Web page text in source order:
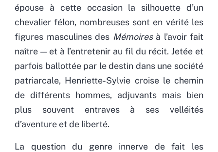
épouse à cette occasion la silhouette d’un
chevalier félon, nombreuses sont en vérité les
figures masculines des Mémoires à l’avoir fait
naître — et à l’entretenir au fil du récit. Jetée et
parfois ballottée par le destin dans une société
patriarcale, Henriette-Sylvie croise le chemin
de différents hommes, adjuvants mais bien
plus souvent entraves à ses velléités
d’aventure et de liberté.
La question du genre innerve de fait les